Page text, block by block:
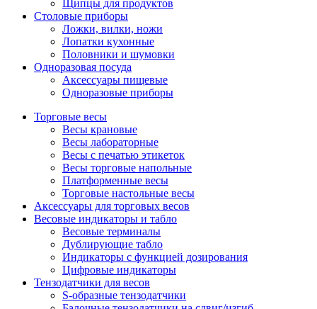
Щипцы для продуктов
Столовые приборы
Ложки, вилки, ножи
Лопатки кухонные
Половники и шумовки
Одноразовая посуда
Аксессуары пищевые
Одноразовые приборы
Торговые весы
Весы крановые
Весы лабораторные
Весы с печатью этикеток
Весы торговые напольные
Платформенные весы
Торговые настольные весы
Аксессуары для торговых весов
Весовые индикаторы и табло
Весовые терминалы
Дублирующие табло
Индикаторы с функцией дозирования
Цифровые индикаторы
Тензодатчики для весов
S-образные тензодатчики